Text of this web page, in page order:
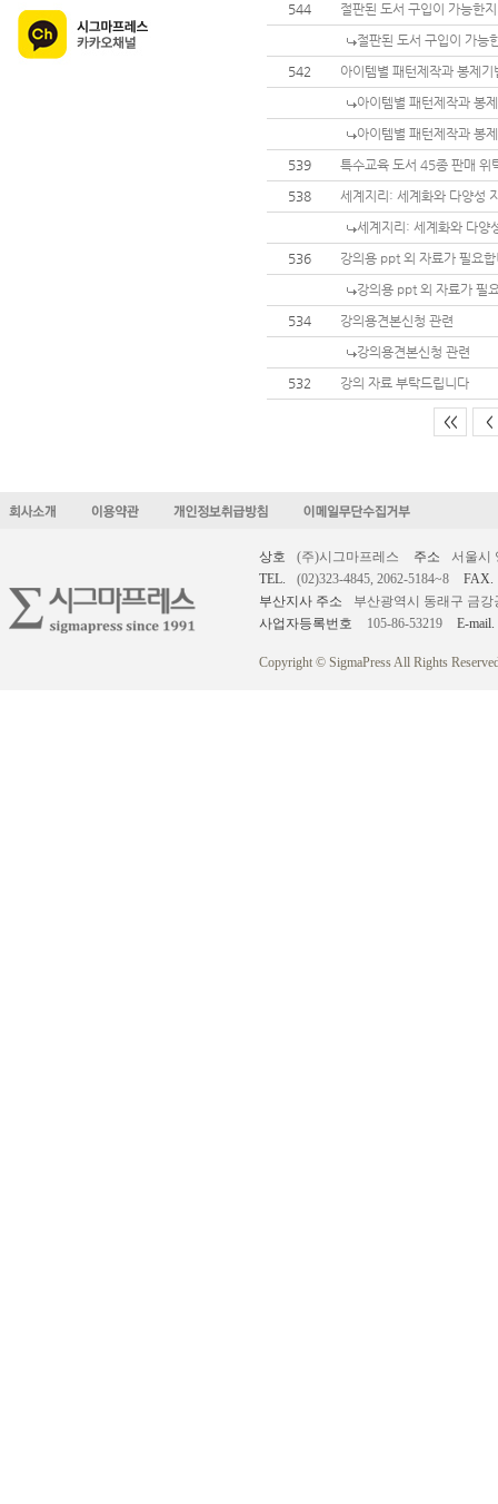
544
절판된 도서 구입이 가능한
절판된 도서 구입이 가능
542
아이템별 패턴제작과 봉제기
아이템별 패턴제작과 봉
아이템별 패턴제작과 봉
539
특수교육 도서 45종 판매 위
538
세계지리: 세계화와 다양성
세계지리: 세계화와 다양
536
강의용 ppt 외 자료가 필요
강의용 ppt 외 자료가 필
534
강의용견본신청 관련
강의용견본신청 관련
532
강의 자료 부탁드립니다
<< <
상호 (주)시그마프레스 주소
서울시
TEL.
(02)323-4845, 2062-5184~8
FAX.
부산지사 주소
부산광역시 동래구 금강
사업자등록번호
105-86-53219 E-mail.
Copyright © SigmaPress All Rights